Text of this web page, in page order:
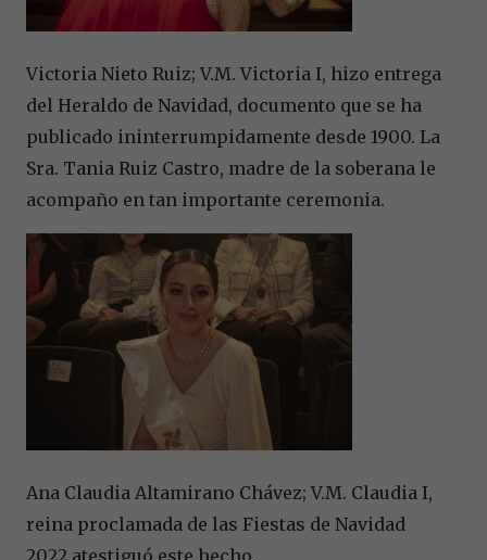
Victoria Nieto Ruiz; V.M. Victoria I, hizo entrega
del Heraldo de Navidad, documento que se ha
publicado ininterrumpidamente desde 1900. La
Sra. Tania Ruiz Castro, madre de la soberana le
acompaño en tan importante ceremonia.
Ana Claudia Altamirano Chávez; V.M. Claudia I,
reina proclamada de las Fiestas de Navidad
2022 atestiguó este hecho.